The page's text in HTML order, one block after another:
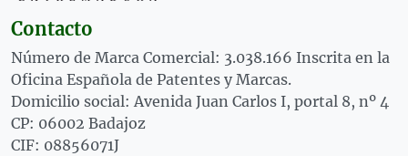
Contacto
Número de Marca Comercial: 3.038.166 Inscrita en la
Oficina Española de Patentes y Marcas.
Domicilio social: Avenida Juan Carlos I, portal 8, nº 4
CP: 06002 Badajoz
CIF: 08856071J